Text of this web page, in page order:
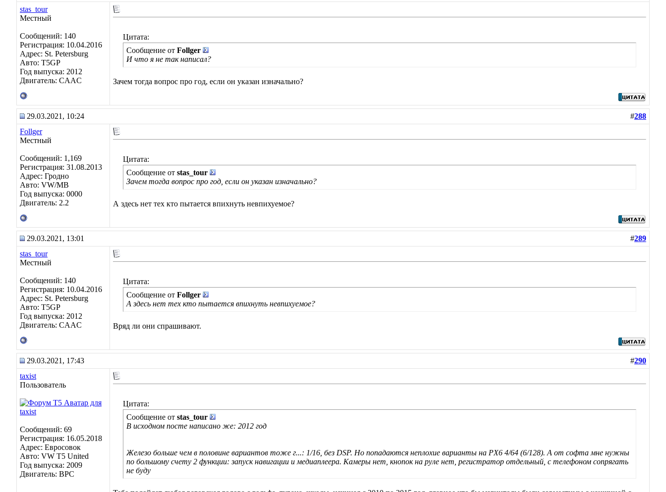
stas_tour
Местный
Сообщений: 140
Регистрация: 10.04.2016
Адрес: St. Petersburg
Авто: T5GP
Год выпуска: 2012
Двигатель: CAAC
Цитата:
Сообщение от Follger
И что я не так написал?
Зачем тогда вопрос про год, если он указан изначально?
29.03.2021, 10:24 #288
Follger
Местный
Сообщений: 1,169
Регистрация: 31.08.2013
Адрес: Гродно
Авто: VW/MB
Год выпуска: 0000
Двигатель: 2.2
Цитата:
Сообщение от stas_tour
Зачем тогда вопрос про год, если он указан изначально?
А здесь нет тех кто пытается впихнуть невпихуемое?
29.03.2021, 13:01 #289
stas_tour
Местный
Сообщений: 140
Регистрация: 10.04.2016
Адрес: St. Petersburg
Авто: T5GP
Год выпуска: 2012
Двигатель: CAAC
Цитата:
Сообщение от Follger
А здесь нет тех кто пытается впихнуть невпихуемое?
Вряд ли они спрашивают.
29.03.2021, 17:43 #290
taxist
Пользователь
Сообщений: 69
Регистрация: 16.05.2018
Адрес: Евросовок
Авто: VW T5 United
Год выпуска: 2009
Двигатель: BPC
Цитата:
Сообщение от stas_tour
В исходном посте написано же: 2012 год
Железо больше чем в половине вариантов тоже г...: 1/16, без DSP. Но попадаются неплохие варианты на PX6 4/64 (6/128). А от софта мне нужны
по большому счету 2 функции: запуск навигации и медиаплеера. Камеры нет, кнопок на руле нет, регистратор отдельный, c телефоном сопрягать
не буду